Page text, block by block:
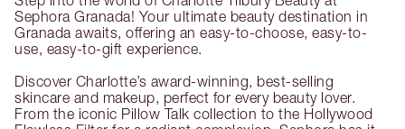
Sephora Granada! Your ultimate beauty destination in
Granada awaits, offering an easy-to-choose, easy-to-
use, easy-to-gift experience.
Discover Charlotte’s award-winning, best-selling
skincare and makeup, perfect for every beauty lover.
From the iconic Pillow Talk collection to the Hollywood